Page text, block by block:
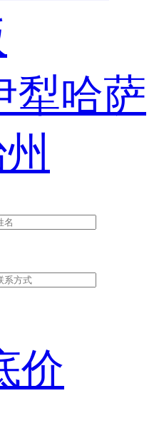
犁哈萨
价